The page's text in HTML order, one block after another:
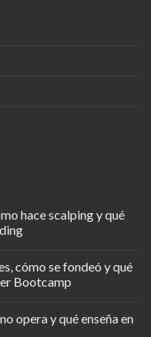
hace scalping y qué
cómo se fondeó y qué
Bootcamp
opera y qué enseña en